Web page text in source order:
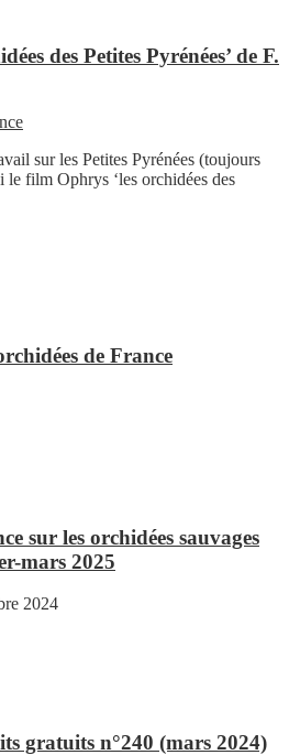
des Petites Pyrénées’ de F.
sur les Petites Pyrénées (toujours
film Ophrys ‘les orchidées des
de France
sur les orchidées sauvages
mars 2025
2024
gratuits n°240 (mars 2024)